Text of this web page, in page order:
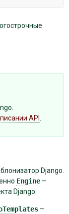
API .
Django.
Engine –
Django.
–